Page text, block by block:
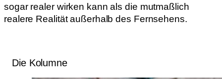
sogar realer wirken kann als die mutmaßlich
realere Realität außerhalb des Fernsehens.
Die Kolumne